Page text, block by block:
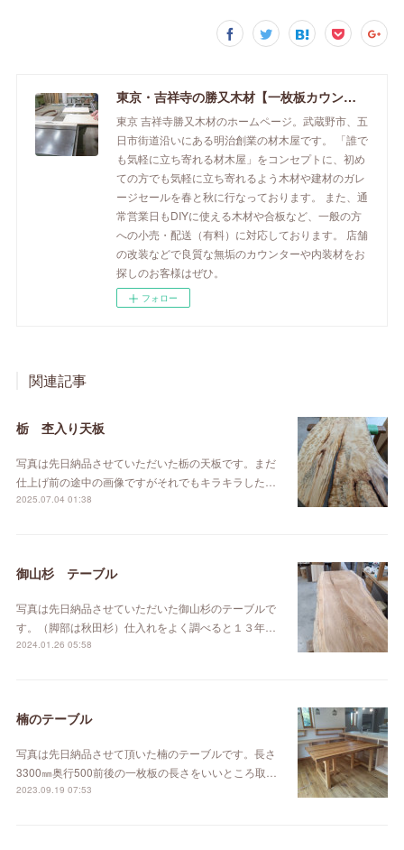
東京・吉祥寺の勝又木材【一枚板カウンター】
東京 吉祥寺勝又木材のホームページ。武蔵野市、五
日市街道沿いにある明治創業の材木屋です。 「誰で
も気軽に立ち寄れる材木屋」をコンセプトに、初め
ての方でも気軽に立ち寄れるよう木材や建材のガレ
ージセールを春と秋に行なっております。 また、通
常営業日もDIYに使える木材や合板など、一般の方
への小売・配送（有料）に対応しております。 店舗
の改装などで良質な無垢のカウンターや内装材をお
探しのお客様はぜひ。
フォロー
関連記事
栃 杢入り天板
写真は先日納品させていただいた栃の天板です。まだ
仕上げ前の途中の画像ですがそれでもキラキラした…
2025.07.04 01:38
御山杉 テーブル
写真は先日納品させていただいた御山杉のテーブルで
す。（脚部は秋田杉）仕入れをよく調べると１３年…
2024.01.26 05:58
楠のテーブル
写真は先日納品させて頂いた楠のテーブルです。長さ
3300㎜奥行500前後の一枚板の長さをいいところ取…
2023.09.19 07:53